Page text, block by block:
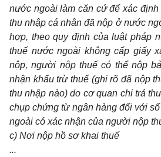
nước ngoài làm căn cứ để xác định
thu nhập cá nhân đã nộp ở nước
hợp, theo quy định của luật pháp
thuế nước ngoài không cấp giấy
nộp, người nộp thuế có thể nộp
nhận khấu trừ thuế (ghi rõ đã nộp
thu nhập nào) do cơ quan chi trả
chụp chứng từ ngân hàng đối với
ngoài có xác nhận của người nộp
c) Nơi nộp hồ sơ khai thuế
...